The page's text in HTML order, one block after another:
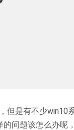
但是有不少win10
问题该怎么办呢